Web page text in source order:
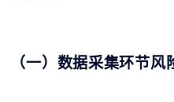
（一）数据采集环节风